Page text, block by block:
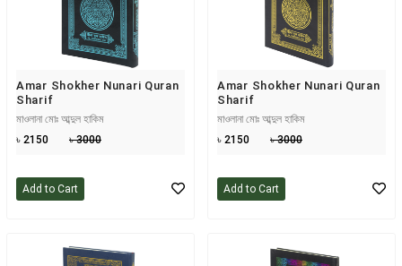
Amar Shokher Nunari Quran
Sharif
মাওলানা মোঃ আব্দুল হাকিম
৳ 2150
৳ 3000
Add to Cart
Amar Shokher Nunari Quran
Sharif
মাওলানা মোঃ আব্দুল হাকিম
৳ 2150
৳ 3000
Add to Cart